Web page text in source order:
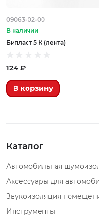
09063-02-00
В наличии
Бипласт 5 К (лента)
124 ₽
В корзину
Каталог
Автомобильная
Аксессуары для
Звукоизоляция
Инструменты